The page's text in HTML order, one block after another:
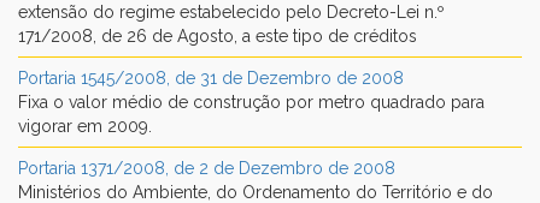
▼
extensão do regime estabelecido pelo Decreto-Lei n.º
171/2008, de 26 de Agosto, a este tipo de créditos
Portaria 1545/2008, de 31 de Dezembro de 2008
Fixa o valor médio de construção por metro quadrado para
vigorar em 2009.
Portaria 1371/2008, de 2 de Dezembro de 2008
Ministérios do Ambiente, do Ordenamento do Território e do